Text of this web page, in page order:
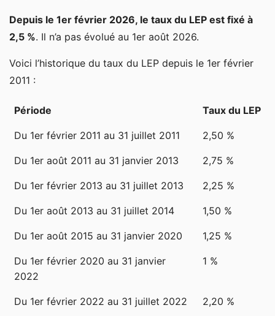
Depuis le 1er février 2026, le taux du LEP est fixé à
2,5 %. Il n’a pas évolué au 1er août 2026.
Voici l’historique du taux du LEP depuis le 1er février
2011 :
Période Taux du LEP
Du 1er février 2011 au 31 juillet 2011 2,50 %
Du 1er août 2011 au 31 janvier 2013 2,75 %
Du 1er février 2013 au 31 juillet 2013 2,25 %
Du 1er août 2013 au 31 juillet 2014 1,50 %
Du 1er août 2015 au 31 janvier 2020 1,25 %
Du 1er février 2020 au 31 janvier
2022
1 %
Du 1er février 2022 au 31 juillet 2022 2,20 %